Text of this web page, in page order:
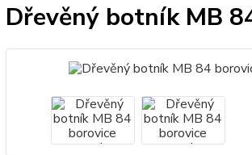
Dřevěný botník MB